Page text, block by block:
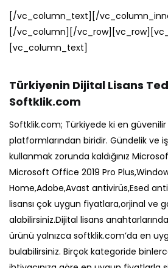
[/vc_column_text][/
[/vc_column][/
[vc_column_text]
Türkiyenin Dijital Lisans
Softklik.com
Softklik.com; Türkiyede ki en
platformlarından biridir. Gündelik ve iş
kullanmak zorunda kaldığınız
Microsoft Office 2019 Pro
Home,Adobe,Avast antivirüs,Esed
lisansı çok uygun fiyatlara,orjinal ve
alabilirsiniz.Dijital lisans
ürünü yalnızca softklik.com’da en
bulabilirsiniz. Birçok kategoride